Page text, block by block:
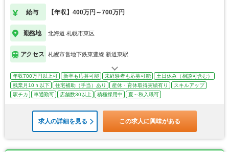
給与 【年収】400万円～700万円
勤務地 北海道 札幌市東区
アクセス 札幌市営地下鉄東豊線 新道東駅
年収700万円以上可 新卒も応募可能 未経験者も応募可能
土日休み（相談可含む）
残業月10ｈ以下
住宅補助（手当）あり 産休・育休取得実績有り
スキルアップ
駅チカ
車通勤可 店舗数30以上 積極採用中 夏～秋入職可
求人の詳細を見る この求人に興味がある